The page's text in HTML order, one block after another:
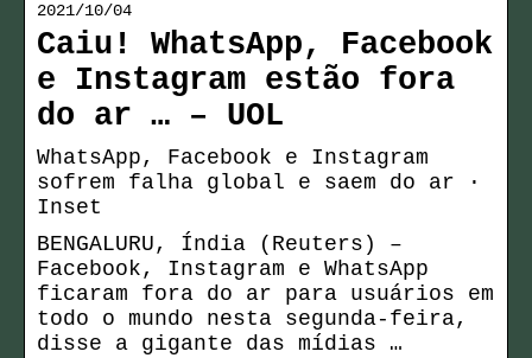
2021/10/04
Caiu! WhatsApp, Facebook
e Instagram estão fora
do ar … – UOL
WhatsApp, Facebook e Instagram
sofrem falha global e saem do ar ·
Inset
BENGALURU, Índia (Reuters) –
Facebook, Instagram e WhatsApp
ficaram fora do ar para usuários em
todo o mundo nesta segunda-feira,
disse a gigante das mídias …